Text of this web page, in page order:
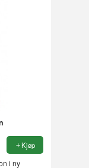
Kjøp
i ny